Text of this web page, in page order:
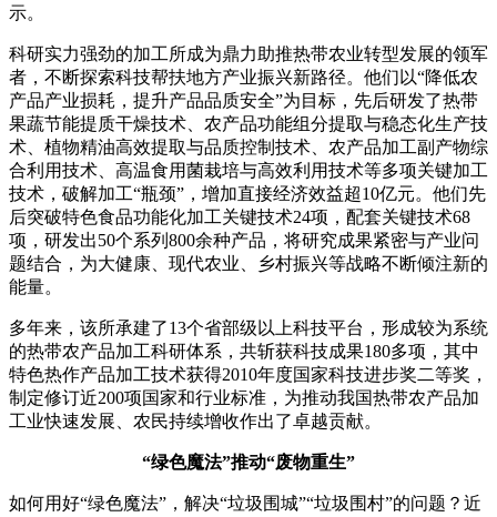
示。
科研实力强劲的加工所成为鼎力助推热带农业转型发展的领军
者，不断探索科技帮扶地方产业振兴新路径。他们以“降低农
产品产业损耗，提升产品品质安全”为目标，先后研发了热带
果蔬节能提质干燥技术、农产品功能组分提取与稳态化生产技
术、植物精油高效提取与品质控制技术、农产品加工副产物综
合利用技术、高温食用菌栽培与高效利用技术等多项关键加工
技术，破解加工“瓶颈”，增加直接经济效益超10亿元。他们先
后突破特色食品功能化加工关键技术24项，配套关键技术68
项，研发出50个系列800余种产品，将研究成果紧密与产业问
题结合，为大健康、现代农业、乡村振兴等战略不断倾注新的
能量。
多年来，该所承建了13个省部级以上科技平台，形成较为系统
的热带农产品加工科研体系，共斩获科技成果180多项，其中
特色热作产品加工技术获得2010年度国家科技进步奖二等奖，
制定修订近200项国家和行业标准，为推动我国热带农产品加
工业快速发展、农民持续增收作出了卓越贡献。
“绿色魔法”推动“废物重生”
如何用好“绿色魔法”，解决“垃圾围城”“垃圾围村”的问题？近